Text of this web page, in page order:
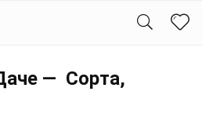
— Сорта,